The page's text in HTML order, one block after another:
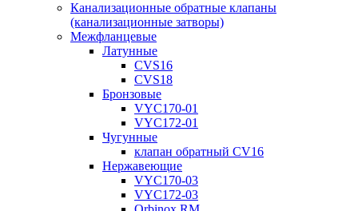
Канализационные обратные клапаны
(канализационные затворы)
Межфланцевые
Латунные
CVS16
CVS18
Бронзовые
VYC170-01
VYC172-01
Чугунные
клапан обратный CV16
Нержавеющие
VYC170-03
VYC172-03